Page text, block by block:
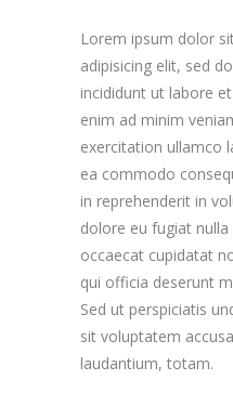
Lorem ipsum dolor
adipisicing elit, sed
incididunt ut labore
enim ad minim
exercitation ullamco
ea commodo
in reprehenderit in
dolore eu fugiat
occaecat cupidatat
qui officia deserunt
Sed ut perspiciatis
sit voluptatem
laudantium, totam.